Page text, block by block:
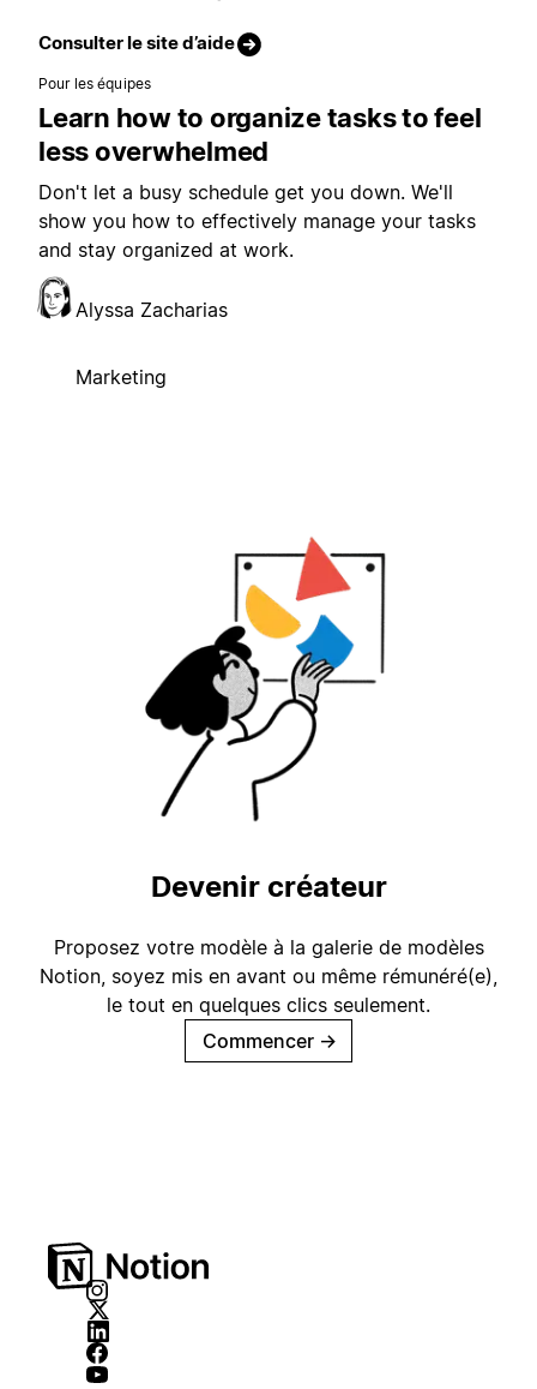
Consulter le site d’aide
Pour les équipes
Learn how to organize tasks to feel
less overwhelmed
Don't let a busy schedule get you down. We'll
show you how to effectively manage your tasks
and stay organized at work.
Alyssa Zacharias
Marketing
Devenir créateur
Proposez votre modèle à la galerie de modèles
Notion, soyez mis en avant ou même rémunéré(e),
le tout en quelques clics seulement.
Commencer →